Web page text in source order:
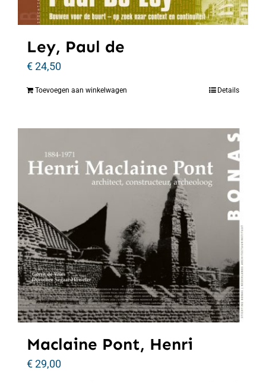
Ley, Paul de
€24,50
Toevoegen aan winkelwagen Details
Maclaine Pont, Henri
€29,00